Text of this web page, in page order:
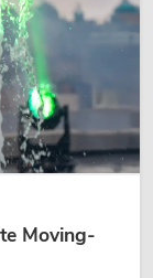
Moving-